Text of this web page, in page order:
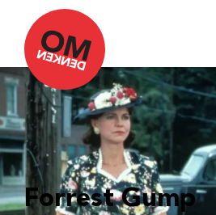
Forrest Gump